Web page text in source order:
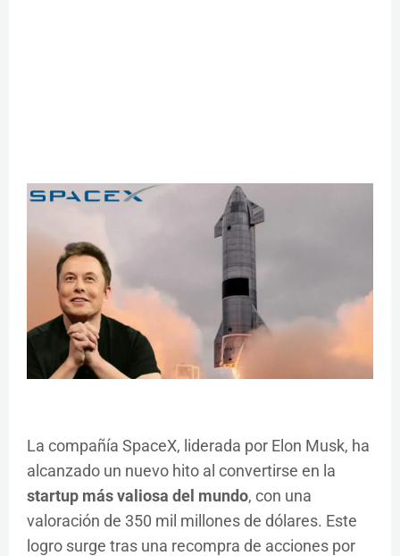
La compañía SpaceX, liderada por Elon Musk, ha
alcanzado un nuevo hito al convertirse en la
startup más valiosa del mundo, con una
valoración de 350 mil millones de dólares. Este
logro surge tras una recompra de acciones por